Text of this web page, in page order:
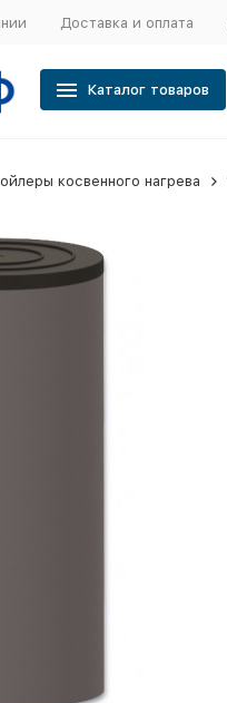
Доставка и оплата
Каталог товаров
косвенного нагрева